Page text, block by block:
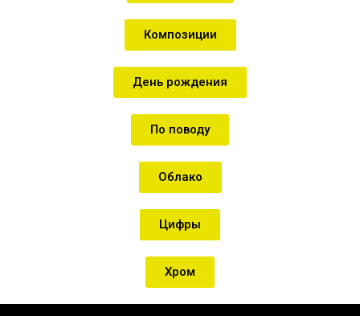
Композиции
День рождения
По поводу
Облако
Цифры
Хром